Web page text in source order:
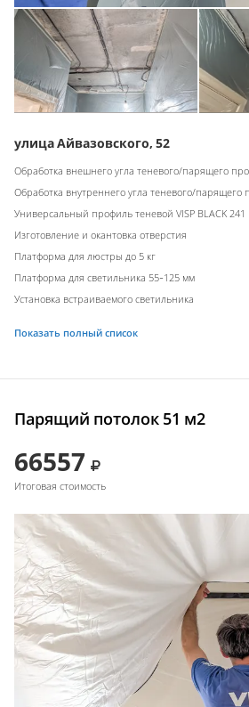
улица Айвазовского, 52
Обработка внешнего угла теневого/парящего
Обработка внутреннего угла теневого/парящего
Универсальный профиль теневой VISP BLACK 241
Изготовление и окантовка отверстия
Платформа для люстры до 5 кг
Платформа для светильника 55-125 мм
Установка встраиваемого светильника
Показать полный список
Парящий потолок 51 м2
66557
Итоговая стоимость